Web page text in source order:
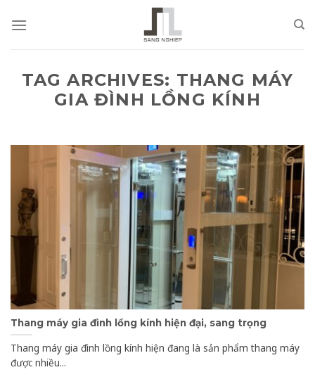
TAG ARCHIVES: THANG MÁY
GIA ĐÌNH LỒNG KÍNH
Thang máy gia đình lồng kính hiện đại, sang trọng
Thang máy gia đình lồng kính hiện đang là sản phẩm thang máy
được nhiều...